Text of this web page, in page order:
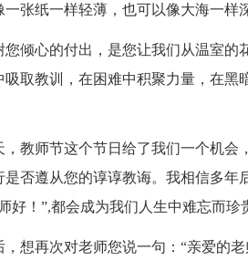
一张纸一样轻薄，也可以像大海一样
您倾心的付出，是您让我们从温室的
吸取教训，在困难中积聚力量，在
，教师节这个节日给了我们一个机会
是否遵从您的谆谆教诲。我相信多年
好！”,都会成为我们人生中难忘而珍
，想再次对老师您说一句：“亲爱的